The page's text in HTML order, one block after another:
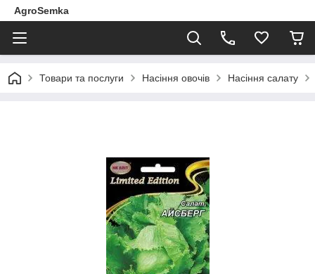
AgroSemka
Товари та послуги Насіння овочів Насіння салату